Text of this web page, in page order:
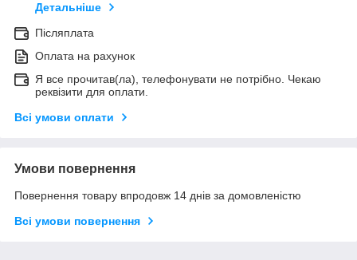
Детальніше
Післяплата
Оплата на рахунок
Я все прочитав(ла), телефонувати не потрібно. Чекаю
реквізити для оплати.
Всі умови оплати
Умови повернення
Повернення товару впродовж 14 днів за домовленістю
Всі умови повернення